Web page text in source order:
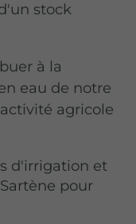
stock
à la
eau de notre
agricole
d'irrigation et
pour